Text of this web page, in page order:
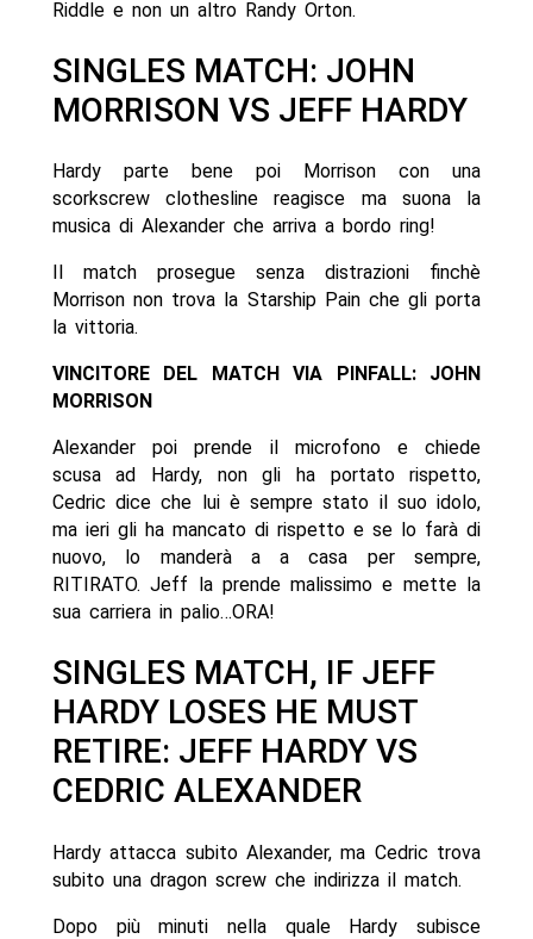
Riddle e non un altro Randy Orton.
SINGLES MATCH: JOHN
MORRISON VS JEFF HARDY
Hardy parte bene poi Morrison con una
scorkscrew clothesline reagisce ma suona la
musica di Alexander che arriva a bordo ring!
Il match prosegue senza distrazioni finchè
Morrison non trova la Starship Pain che gli porta
la vittoria.
VINCITORE DEL MATCH VIA PINFALL: JOHN
MORRISON
Alexander poi prende il microfono e chiede
scusa ad Hardy, non gli ha portato rispetto,
Cedric dice che lui è sempre stato il suo idolo,
ma ieri gli ha mancato di rispetto e se lo farà di
nuovo, lo manderà a a casa per sempre,
RITIRATO. Jeff la prende malissimo e mette la
sua carriera in palio…ORA!
SINGLES MATCH, IF JEFF
HARDY LOSES HE MUST
RETIRE: JEFF HARDY VS
CEDRIC ALEXANDER
Hardy attacca subito Alexander, ma Cedric trova
subito una dragon screw che indirizza il match.
Dopo più minuti nella quale Hardy subisce